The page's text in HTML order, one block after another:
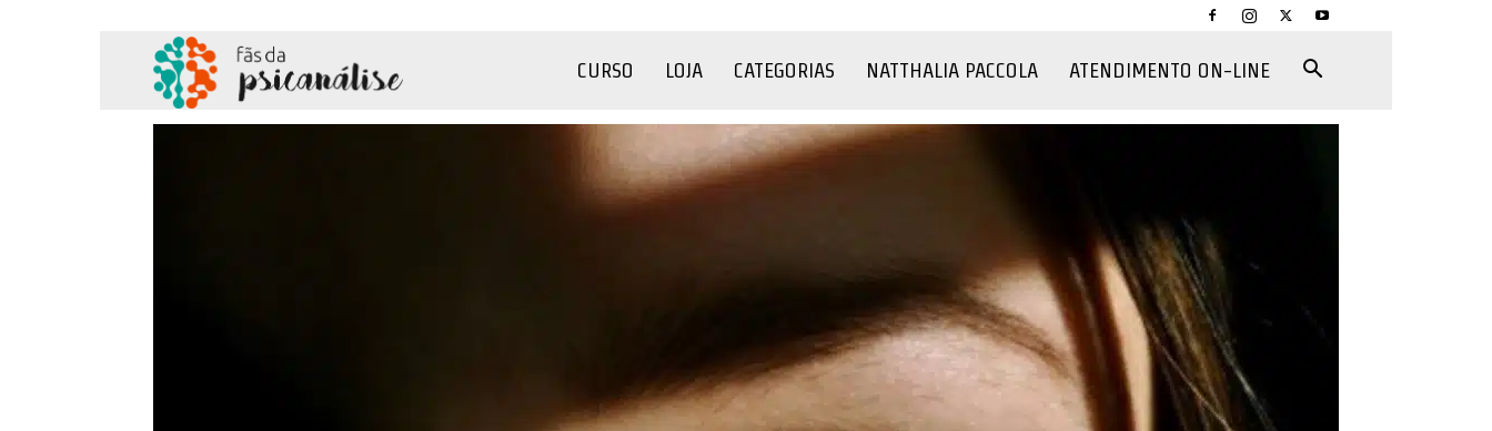
CURSO LOJA CATEGORIAS NATTHALIA PACCOLA ATENDIMENTO ON-LINE